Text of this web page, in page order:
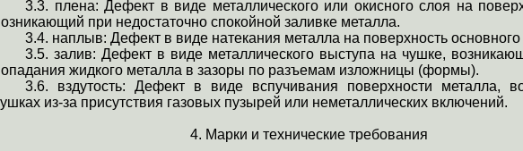
3.3. плена: Дефект в виде металлического или окисного слоя на
при недостаточно спокойной заливке металла.
3.4. наплыв: Дефект в виде натекания металла на поверхность
3.5. залив: Дефект в виде металлического выступа на чушке,
жидкого металла в зазоры по разъемам изложницы (формы).
3.6. вздутость: Дефект в виде вспучивания поверхности металла,
из-за присутствия газовых пузырей или неметаллических включений.
4. Марки и технические требования